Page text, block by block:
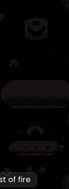
of fire